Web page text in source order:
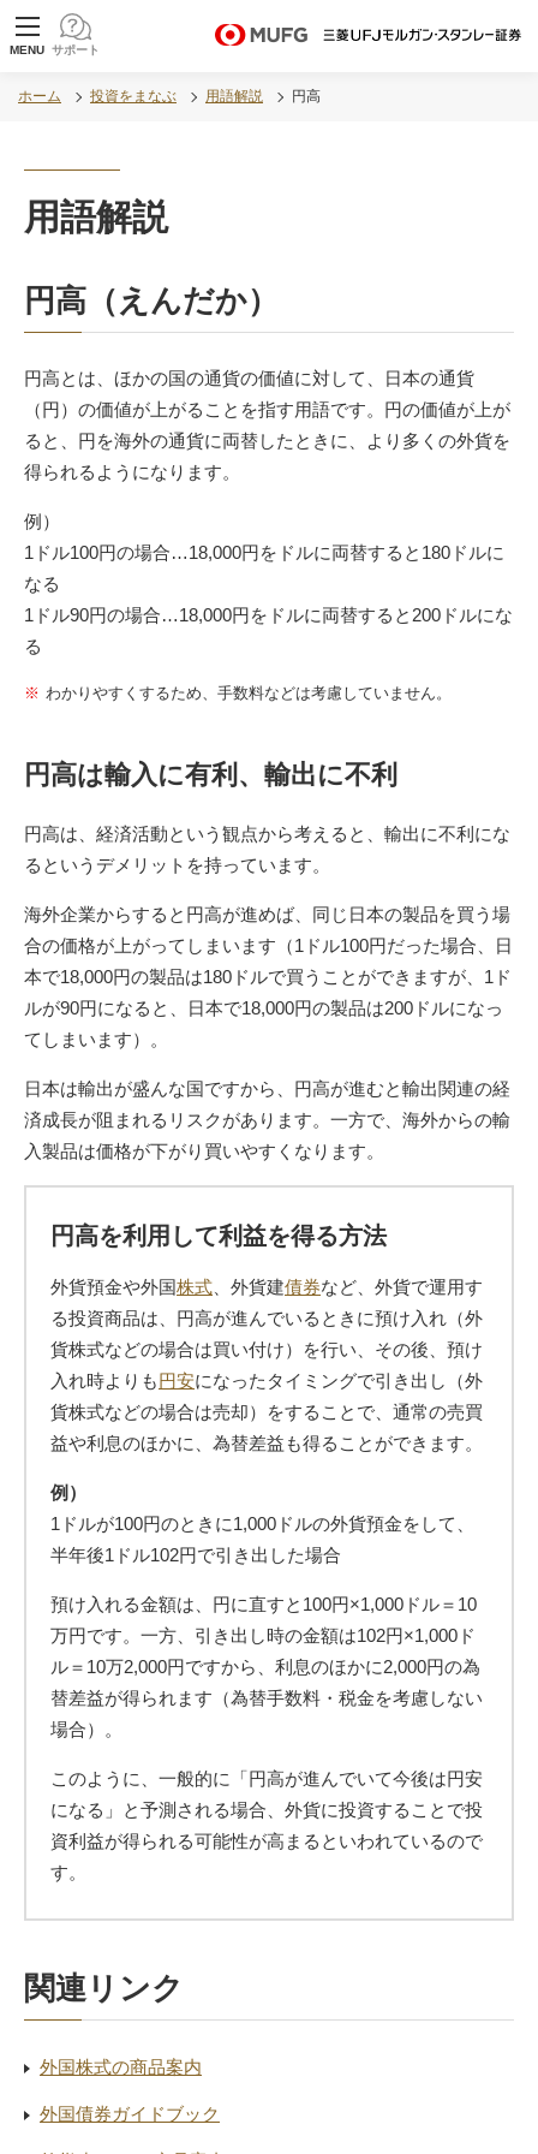
MUFG 世界が進むチカラになる。 三菱ＵＦＪモル
MENU サポート
ホーム 投資をまなぶ 用語解説 円高
用語解説
円高（えんだか）
円高とは、ほかの国の通貨の価値に対して、日本の通貨
（円）の価値が上がることを指す用語です。円の価値が上が
ると、円を海外の通貨に両替したときに、より多くの外貨を
得られるようになります。
例）
1ドル100円の場合…18,000円をドルに両替すると180ドルに
なる
1ドル90円の場合…18,000円をドルに両替すると200ドルにな
る
わかりやすくするため、手数料などは考慮していません。
円高は輸入に有利、輸出に不利
円高は、経済活動という観点から考えると、輸出に不利にな
るというデメリットを持っています。
海外企業からすると円高が進めば、同じ日本の製品を買う場
合の価格が上がってしまいます（1ドル100円だった場合、日
本で18,000円の製品は180ドルで買うことができますが、1ド
ルが90円になると、日本で18,000円の製品は200ドルになっ
てしまいます）。
日本は輸出が盛んな国ですから、円高が進むと輸出関連の経
済成長が阻まれるリスクがあります。一方で、海外からの輸
入製品は価格が下がり買いやすくなります。
円高を利用して利益を得る方法
外貨預金や外国株式 、外貨建債券など、外貨で運用す
る投資商品は、円高が進んでいるときに預け入れ（外
貨株式などの場合は買い付け）を行い、その後、預け
入れ時よりも円安になったタイミングで引き出し（外
貨株式などの場合は売却）をすることで、通常の売買
益や利息のほかに、為替差益も得ることができます。
例）
1ドルが100円のときに1,000ドルの外貨預金をして、
半年後1ドル102円で引き出した場合
預け入れる金額は、円に直すと100円×1,000ドル＝10
万円です。一方、引き出し時の金額は102円×1,000ド
ル＝10万2,000円ですから、利息のほかに2,000円の為
替差益が得られます（為替手数料・税金を考慮しない
場合）。
このように、一般的に「円高が進んでいて今後は円安
になる」と予測される場合、外貨に投資することで投
資利益が得られる可能性が高まるといわれているので
す。
関連リンク
外国株式の商品案内
外国債券ガイドブック